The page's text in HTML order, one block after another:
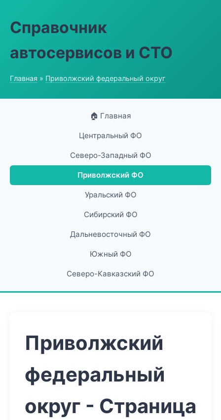
Справочник
автосервисов и СТО
Главная » Приволжский федеральный округ
🏠 Главная
Центральный ФО
Северо-Западный ФО
Приволжский ФО
Уральский ФО
Сибирский ФО
Дальневосточный ФО
Южный ФО
Северо-Кавказский ФО
Приволжский
федеральный
округ - Страница